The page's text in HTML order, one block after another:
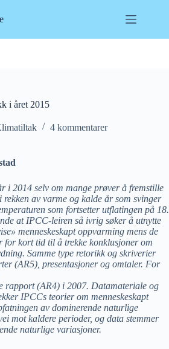
i året 2015
4 kommentarer
i 2014 selv om mange prøver å fremstille
rekken av varme og kalde år som svinger
som fortsetter utflatingen på 18.
at IPCC-leiren så ivrig søker å utnytte
menneskeskapt oppvarming mens de
for kort tid til å trekke konklusjoner om
Samme type retorikk og skriverier
(AR5), presentasjoner og omtaler. For
rapport (AR4) i 2007. Datamateriale og
IPCCs teorier om menneskeskapt
av dominerende naturlige
mot kaldere perioder, og data stemmer
naturlige variasjoner.